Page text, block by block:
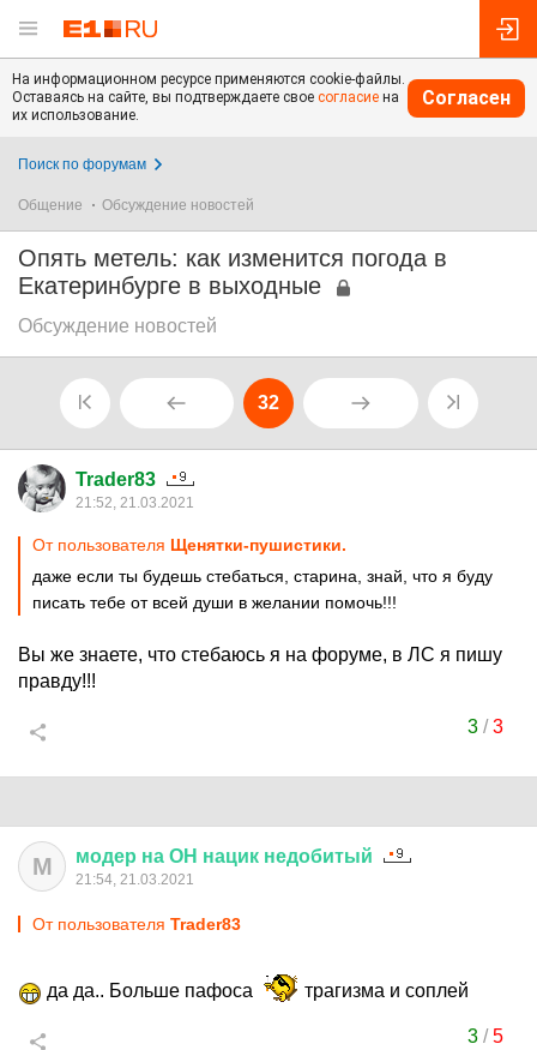
На информационном ресурсе применяются cookie-файлы.
Оставаясь на сайте, вы подтверждаете свое согласие на
их использование.
Согласен
Поиск по форумам
Общение Обсуждение новостей
Опять метель: как изменится погода в
Екатеринбурге в выходные
Обсуждение новостей
32
Trader83
21:52, 21.03.2021
От пользователя Щенятки-пушистики.
даже если ты будешь стебаться, старина, знай, что я буду
писать тебе от всей души в желании помочь!!!
Вы же знаете, что стебаюсь я на форуме, в ЛС я пишу
правду!!!
3/3
М модер на ОН нацик недобитый
21:54, 21.03.2021
От пользователя Trader83
да да.. Больше пафоса трагизма и соплей
3/5